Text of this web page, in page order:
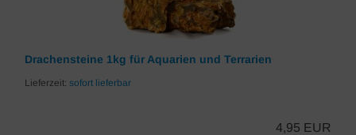
Drachensteine 1kg für Aquarien und Terrarien
Lieferzeit: sofort lieferbar
4,95 EUR